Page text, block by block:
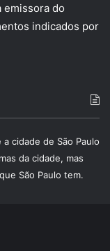
emissora do
indicados por
cidade de São Paulo
da cidade, mas
São Paulo tem.